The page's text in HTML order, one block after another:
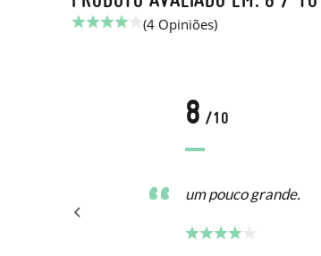
(4 Opiniões)
8 /10
um pouco grande.